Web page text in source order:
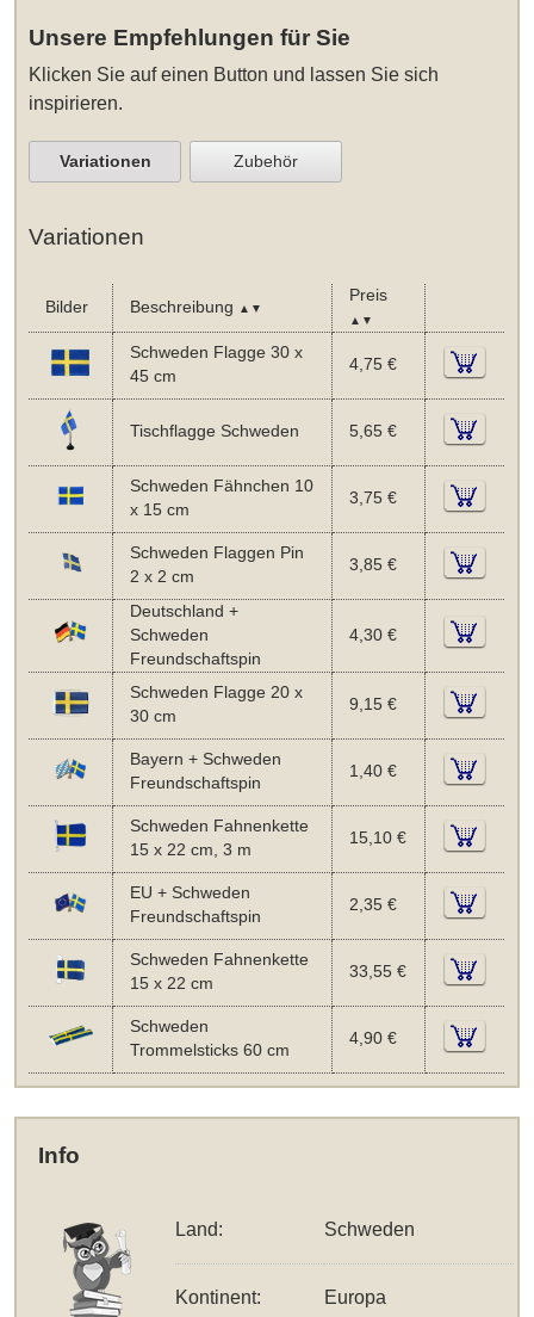
Unsere Empfehlungen für Sie
Klicken Sie auf einen Button und lassen Sie sich
inspirieren.
Variationen Zubehör
Variationen
Bilder Beschreibung ▲▼
Preis
▲▼
Schweden Flagge 30 x
45 cm
4,75 €
Tischflagge Schweden 5,65 €
Schweden Fähnchen 10
x 15 cm
3,75 €
Schweden Flaggen Pin
2 x 2 cm
3,85 €
Deutschland +
Schweden
Freundschaftspin
4,30 €
Schweden Flagge 20 x
30 cm
9,15 €
Bayern + Schweden
Freundschaftspin
1,40 €
Schweden Fahnenkette
15 x 22 cm, 3 m
15,10 €
EU + Schweden
Freundschaftspin
2,35 €
Schweden Fahnenkette
15 x 22 cm
33,55 €
Schweden
Trommelsticks 60 cm
4,90 €
Info
Land: Schweden
Kontinent: Europa